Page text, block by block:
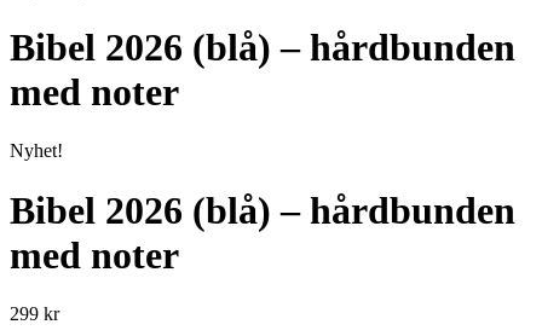
Bibel 2026 (blå) – hårdbunden
med noter
Nyhet!
Bibel 2026 (blå) – hårdbunden
med noter
299 kr